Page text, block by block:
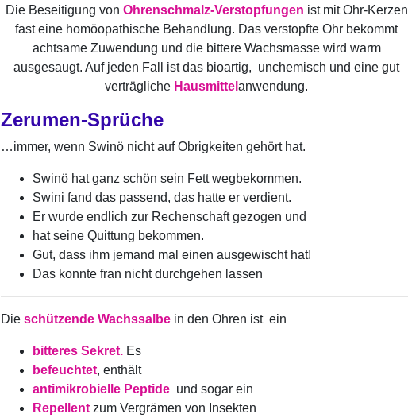
Die Beseitigung von Ohrenschmalz-Verstopfungen ist mit Ohr-Kerzen
fast eine homöopathische Behandlung. Das verstopfte Ohr bekommt
achtsame Zuwendung und die bittere Wachsmasse wird warm
ausgesaugt. Auf jeden Fall ist das bioartig, unchemisch und eine gut
verträgliche Hausmittel anwendung.
Zerumen-Sprüche
…immer, wenn Swinö nicht auf Obrigkeiten gehört hat.
Swinö hat ganz schön sein Fett wegbekommen.
Swini fand das passend, das hatte er verdient.
Er wurde endlich zur Rechenschaft gezogen und
hat seine Quittung bekommen.
Gut, dass ihm jemand mal einen ausgewischt hat!
Das konnte fran nicht durchgehen lassen
Die schützende Wachssalbe in den Ohren ist ein
bitteres Sekret. Es
befeuchtet, enthält
antimikrobielle Peptide und sogar ein
Repellent zum Vergrämen von Insekten